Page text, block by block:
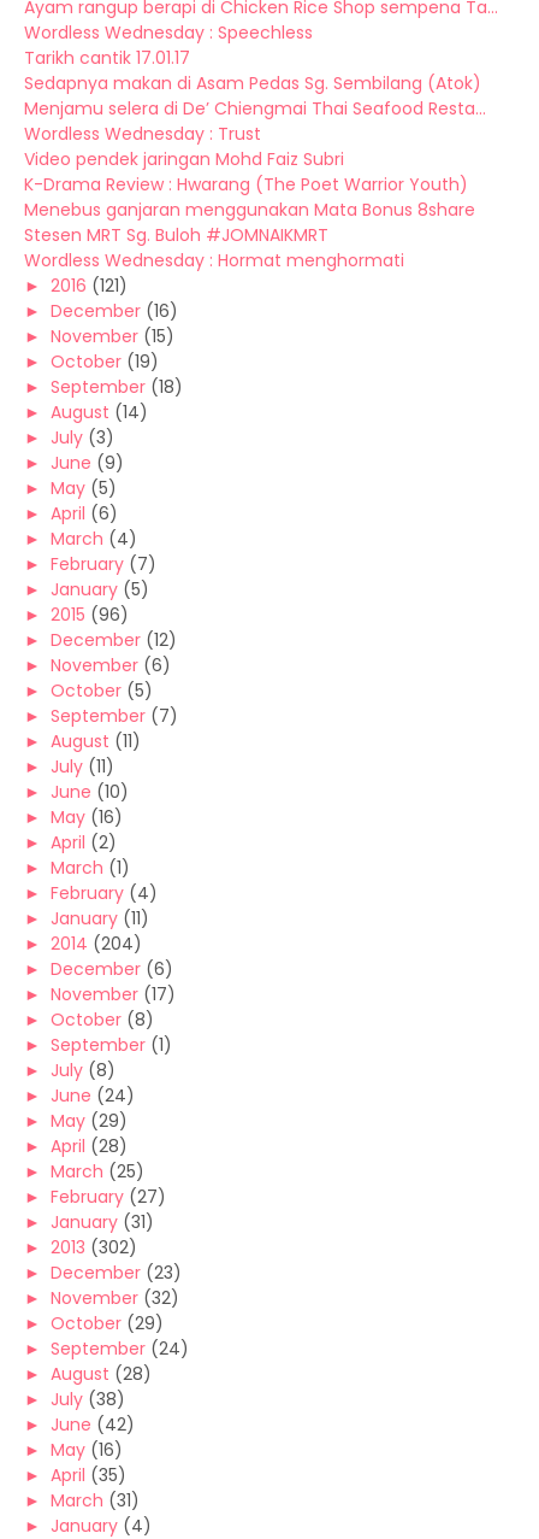
Ayam rangup berapi di Chicken Rice Shop sempena Ta...
Wordless Wednesday : Speechless
Tarikh cantik 17.01.17
Sedapnya makan di Asam Pedas Sg. Sembilang (Atok)
Menjamu selera di De’ Chiengmai Thai Seafood Resta...
Wordless Wednesday : Trust
Video pendek jaringan Mohd Faiz Subri
K-Drama Review : Hwarang (The Poet Warrior Youth)
Menebus ganjaran menggunakan Mata Bonus 8share
Stesen MRT Sg. Buloh #JOMNAIKMRT
Wordless Wednesday : Hormat menghormati
► 2016 (121)
► December (16)
► November (15)
► October (19)
► September (18)
► August (14)
► July (3)
► June (9)
► May (5)
► April (6)
► March (4)
► February (7)
► January (5)
► 2015 (96)
► December (12)
► November (6)
► October (5)
► September (7)
► August (11)
► July (11)
► June (10)
► May (16)
► April (2)
► March (1)
► February (4)
► January (11)
► 2014 (204)
► December (6)
► November (17)
► October (8)
► September (1)
► July (8)
► June (24)
► May (29)
► April (28)
► March (25)
► February (27)
► January (31)
► 2013 (302)
► December (23)
► November (32)
► October (29)
► September (24)
► August (28)
► July (38)
► June (42)
► May (16)
► April (35)
► March (31)
► January (4)